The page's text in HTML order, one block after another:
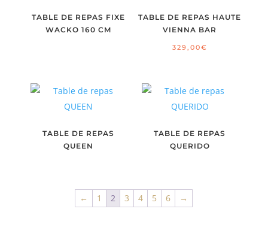
TABLE DE REPAS FIXE
WACKO 160 CM
TABLE DE REPAS HAUTE
VIENNA BAR
329,00€
TABLE DE REPAS
QUEEN
TABLE DE REPAS
QUERIDO
← 1 2 3 4 5 6 →